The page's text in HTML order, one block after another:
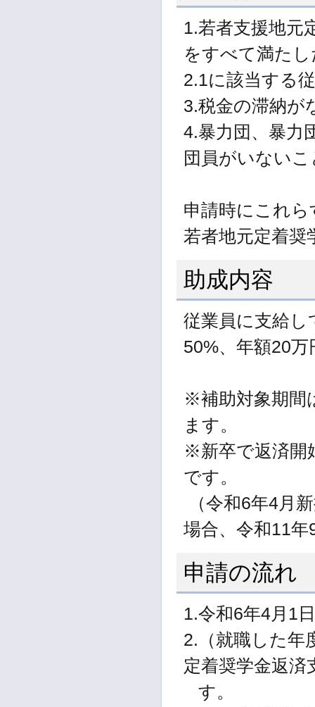
1.若者支援地元
をすべて満た
2.1に該当する
3.税金の滞納が
4.暴力団、暴力
団員がいないこ
申請時にこれ
若者地元定着奨
助成内容
従業員に支給し
50%、年額20
※補助対象期間
ます。
※新卒で返済開
です。
（令和6年4月
場合、令和11
申請の流れ
1.令和6年4月1
2.（就職した年
定着奨学金返
す。